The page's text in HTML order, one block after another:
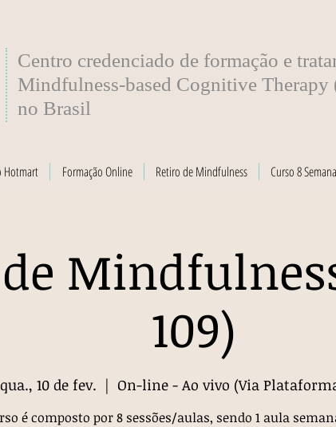
​Centro credenciado de formação e
Mindfulness-based Cognitive
no Brasil
Hotmart Formação Online Retiro de Mindfulness Curso 8
109)
qua., 10 de fev.
  |
On-line - Ao vivo (Via
é composto por 8 sessões/aulas, sendo 1 aula